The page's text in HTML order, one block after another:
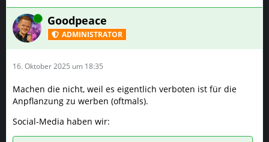
Online Goodpeace
ADMINISTRATOR
16. Oktober 2025 um 18:35
Machen die nicht, weil es eigentlich verboten ist für die
Anpflanzung zu werben (oftmals).
Social-Media haben wir: